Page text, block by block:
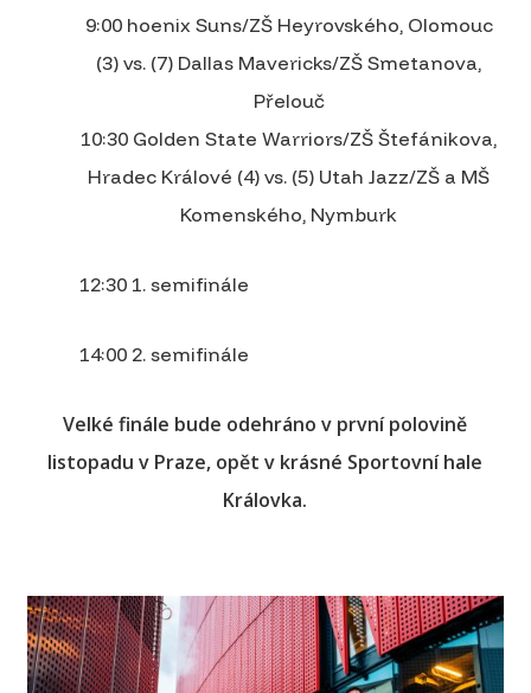
9:00 hoenix Suns/ZŠ Heyrovského, Olomouc
(3) vs. (7) Dallas Mavericks/ZŠ Smetanova,
Přelouč
10:30 Golden State Warriors/ZŠ Štefánikova,
Hradec Králové (4) vs. (5) Utah Jazz/ZŠ a MŠ
Komenského, Nymburk
12:30 1. semifinále
14:00 2. semifinále
Velké finále bude odehráno v první polovině
listopadu v Praze, opět v krásné Sportovní hale
Královka.